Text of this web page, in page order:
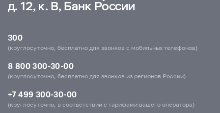
д. 12, к. В, Банк России
300
(круглосуточно, бесплатно для звонков с мобильных телефонов)
8 800 300-30-00
(круглосуточно, бесплатно для звонков из регионов России)
+7 499 300-30-00
(круглосуточно, в соответствии с тарифами вашего оператора)